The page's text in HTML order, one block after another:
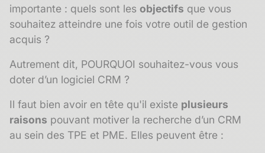
importante : quels sont les objectifs que vous
souhaitez atteindre une fois votre outil de gestion
acquis ?
Autrement dit, POURQUOI souhaitez-vous vous
doter d’un logiciel CRM ?
Il faut bien avoir en tête qu'il existe plusieurs
raisons pouvant motiver la recherche d’un CRM
au sein des TPE et PME. Elles peuvent être :